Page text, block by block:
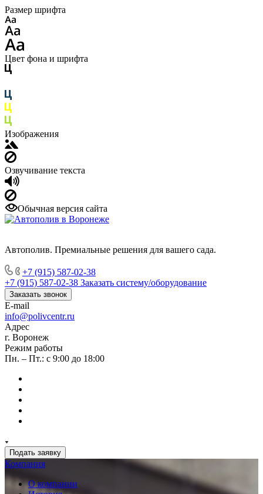
Размер шрифта
Цвет фона и шрифта
Изображения
Озвучивание текста
Обычная версия сайта
Автополив. Премиальные решения для вашего сада.
+7 (915) 587-02-38
+7 (915) 587-02-38 Заказать систему/оборудование
Заказать звонок
E-mail
info@polivcentr.ru
Адрес
г. Воронеж
Режим работы
Пн. – Пт.: с 9:00 до 18:00
Подать заявку
Компания
О компании